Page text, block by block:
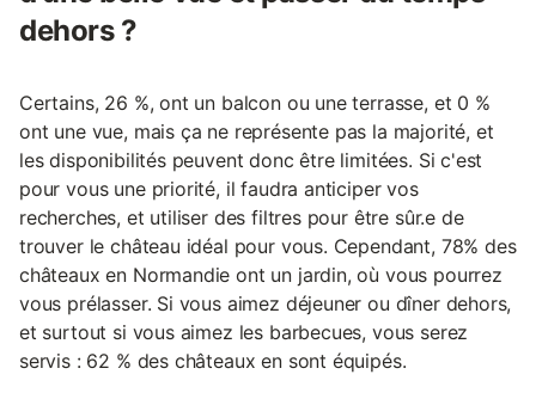
dehors ?
Certains, 26 %, ont un balcon ou une terrasse, et 0 %
ont une vue, mais ça ne représente pas la majorité, et
les disponibilités peuvent donc être limitées. Si c'est
pour vous une priorité, il faudra anticiper vos
recherches, et utiliser des filtres pour être sûr.e de
trouver le château idéal pour vous. Cependant, 78% des
châteaux en Normandie ont un jardin, où vous pourrez
vous prélasser. Si vous aimez déjeuner ou dîner dehors,
et surtout si vous aimez les barbecues, vous serez
servis : 62 % des châteaux en sont équipés.